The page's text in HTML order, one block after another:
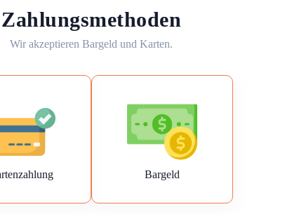
Zahlungsmethoden
Wir akzeptieren Bargeld und Karten.
Bargeld